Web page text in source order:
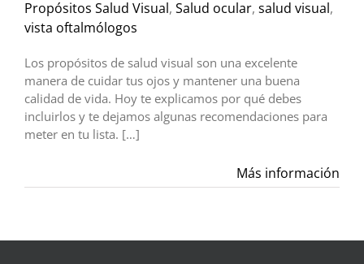
Propósitos Salud Visual, Salud ocular, salud visual,
vista oftalmólogos
Los propósitos de salud visual son una excelente
manera de cuidar tus ojos y mantener una buena
calidad de vida. Hoy te explicamos por qué debes
incluirlos y te dejamos algunas recomendaciones para
meter en tu lista. […]
Más información